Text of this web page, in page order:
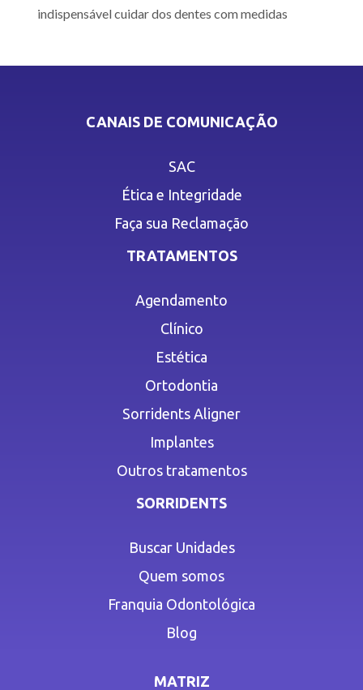
indispensável cuidar dos dentes com medidas
CANAIS DE COMUNICAÇÃO
SAC
Ética e Integridade
Faça sua Reclamação
TRATAMENTOS
Agendamento
Clínico
Estética
Ortodontia
Sorridents Aligner
Implantes
Outros tratamentos
SORRIDENTS
Buscar Unidades
Quem somos
Franquia Odontológica
Blog
MATRIZ